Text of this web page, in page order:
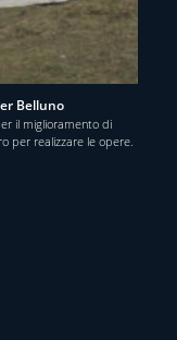
Belluno
il miglioramento di
per realizzare le opere.